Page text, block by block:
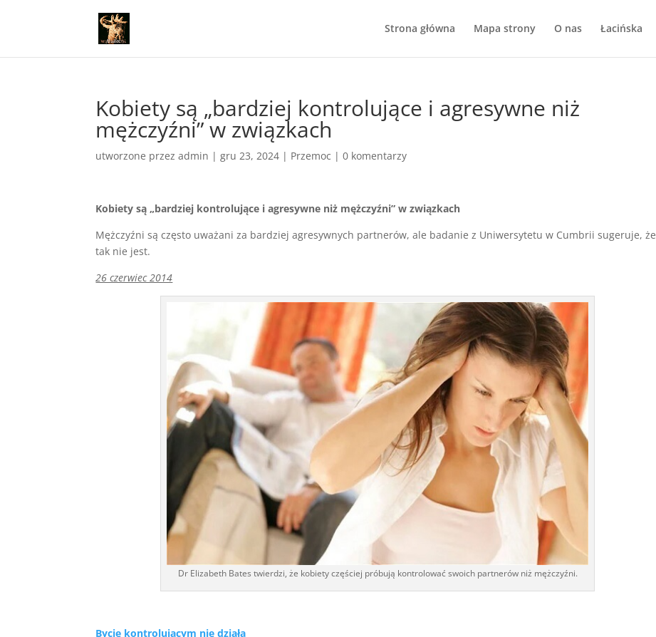
Strona główna Mapa strony O nas Łacińska
Kobiety są „bardziej kontrolujące i agresywne niż
mężczyźni” w związkach
utworzone przezadmin |gru 23, 2024 | Przemoc |0 komentarzy
Kobiety są „bardziej kontrolujące i agresywne niż mężczyźni” w związkach
Mężczyźni są często uważani za bardziej agresywnych partnerów, ale badanie z Uniwersytetu w Cumbrii sugeruje, że
tak nie jest.
26 czerwiec 2014
Dr Elizabeth Bates twierdzi, że kobiety częściej próbują kontrolować swoich partnerów niż mężczyźni.
Bycie kontrolującym nie działa